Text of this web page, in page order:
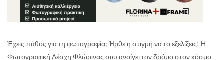
Έχεις πάθος για τη φωτογραφία; Ήρθε η στιγμή να το εξελίξεις! Η
Φωτογραφική Λέσχη Φλώρινας σου ανοίγει τον δρόμο στον κόσμο